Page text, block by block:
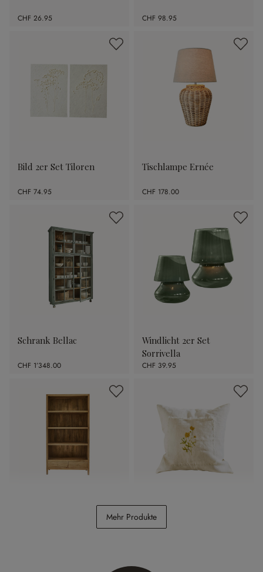
CHF 26.95 CHF 98.95
Bild 2er Set Tiloren
CHF 74.95
Tischlampe Ernée
CHF 178.00
Schrank Bellac
CHF 1’348.00
Windlicht 2er Set
Sorrivella
CHF 39.95
Kissenhülle Coudrisse
Mehr Produkte